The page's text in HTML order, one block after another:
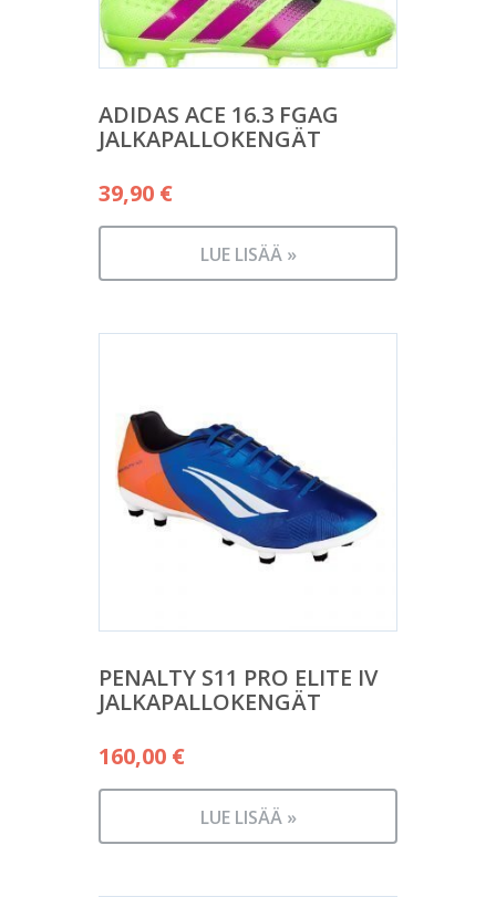
ADIDAS ACE 16.3 FGAG
JALKAPALLOKENGÄT
39,90 €
LUE LISÄÄ »
PENALTY S11 PRO ELITE IV
JALKAPALLOKENGÄT
160,00 €
LUE LISÄÄ »